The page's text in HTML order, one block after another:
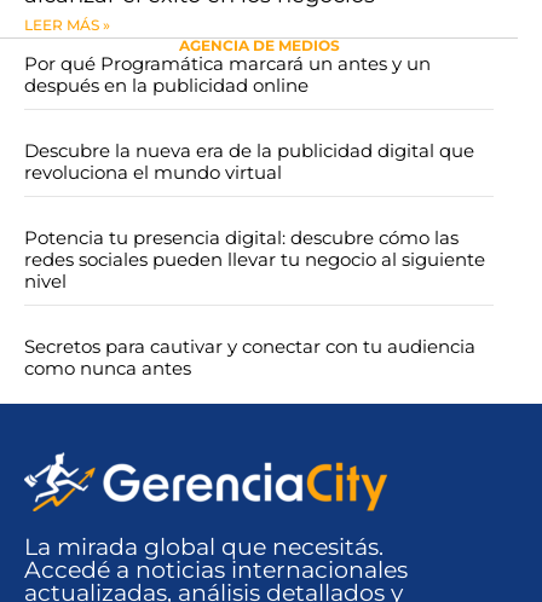
LEER MÁS »
AGENCIA DE MEDIOS
Por qué Programática marcará un antes y un
después en la publicidad online
Descubre la nueva era de la publicidad digital que
revoluciona el mundo virtual
Potencia tu presencia digital: descubre cómo las
redes sociales pueden llevar tu negocio al siguiente
nivel
Secretos para cautivar y conectar con tu audiencia
como nunca antes
La mirada global que necesitás.
Accedé a noticias internacionales
actualizadas, análisis detallados y